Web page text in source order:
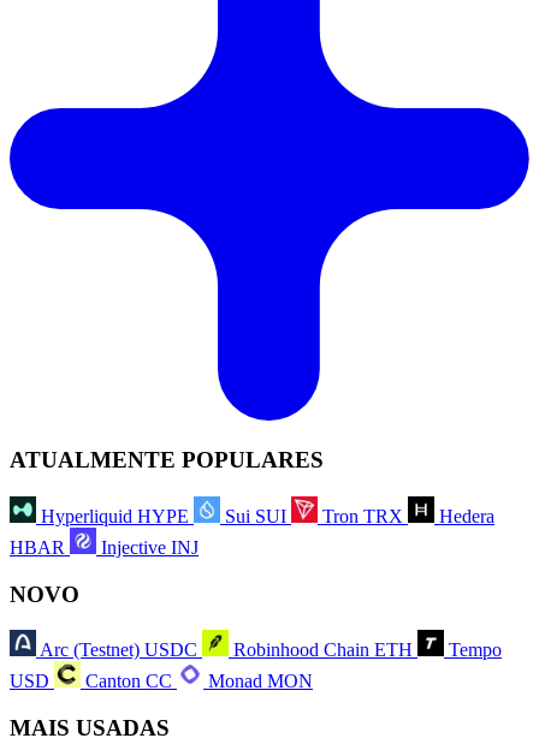
ATUALMENTE POPULARES
Hyperliquid HYPE Sui SUI Tron TRX
Hedera
HBAR
Injective INJ
NOVO
Arc (Testnet) USDC Robinhood Chain ETH
Tempo
USD
Canton CC Monad MON
MAIS USADAS